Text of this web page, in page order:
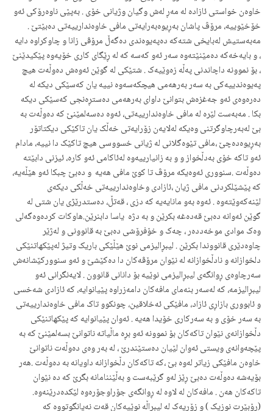
خاوه‌ن خواستی ئازاده‌ له‌ مه‌ڕ له‌ش وگیان وژیانی خۆی . به‌پێی ناوه‌رۆکی ئه‌و
خۆخێوییه‌، مرۆڤ پاشان به‌ڕیوه‌به‌رایه‌تی مافی خاوه‌ندارییه‌تی ده‌بێتێ .‌
مه‌به‌ستیش له‌بایخی شته‌که‌ ده‌په‌یوه‌ندی ده‌گه‌ڵ مرۆڤی زانا و چاوکراوه‌ دایه‌
، و بایه‌خه‌که‌ ده‌مێنێته‌وه‌ سه‌ر ئه‌و که‌سه‌ که‌ له‌ ڕێگای کاری خۆیه‌وه‌ پێکیدێنێ
، بۆ نموونه‌ داچاندنی په‌ڵه‌ زه‌وێیه‌ک . شتێکی له‌ گوێن ئه‌وه‌ش ده‌وڵه‌ت هیچ
په‌یوه‌ندییه‌کی به‌ سه‌ر به‌رهه‌می هیچکه‌سه‌وه‌ نییه‌ یان که‌سێکی دیکه‌ له‌
ده‌ره‌وه‌ی ئه‌و جه‌غزه‌ش بتوانێ داوای به‌رهه‌می ده‌ستڕه‌نجی کەسێکی دیکە
بکا . مه‌به‌ست لێره‌ له‌ مافی خاوه‌ندارییه‌تی، ئه‌وه‌ ده‌سه‌لمێنێ که‌ ده‌وڵه‌ت به‌
بێ له‌به‌رچاوگرتنی وه‌یکه‌ له‌لایه‌ن زۆرایه‌تی خه‌ڵک یان تاکێکی دیکتاتۆر
به‌ڕیوه‌ده‌چێ ،مافی تێوه‌گلانی له‌ ژیانی خسووسی هیچ تاکێک دا نییه‌، مادام
ئه‌و تاکه‌ خۆی به‌دڵخواز و و به‌ زانیارییەوە له‌ئاکامی ئه‌و کاره،‌ ئیزنی دابێتە
دەوڵەت .سنووری ئه‌وه‌یکه‌ مرۆڤ تا کوێ مافی هه‌یه‌ و دەبێ چبکا ئه‌و هێڵه‌یه‌،
که‌ پێشێلکردنی مافی ژیان ،ئازادی وخاوەندارییەتی خه‌ڵکی دیکه‌ی
لێنه‌که‌وێته‌وه‌ . ئه‌وه ‌به‌و مانایه‌یه‌ که‌‌ دزی ، قه‌تڵ، ده‌ستدرێژی یان شتی له‌
گوێن ئه‌وانه‌ ده‌بێ قەدەغە بکرێن و بە دژە ‌ یاسا دابنرێن.هاوکات کرده‌وه‌گه‌لی
وه‌ک موادی موخه‌دده‌ر ، چه‌ک و خۆفرۆشی ده‌بێ به‌ قانوونی و له‌ژێر
چاوه‌دێری قانووندا بکرێن . لیبڕالیزمی نوێ هێڵێکی باریک وتیژ له‌پێکهاتنێکی
دلخوازانه‌ و نادڵخوازانه‌‌ له‌ نێوان مرۆڤه‌کان دا ده‌کێشێ و ئه‌و سنوورکێشانه‌ش
سه‌رچاوه‌ی ڕوانگه‌ی لیبڕالیزمی نوێیه‌ بۆ دانانی قانوون . لایه‌نگرانی ئه‌و
لیبڕالیزمه،‌ که‌ له‌سه‌ر بنه‌مای مافه‌کان دامه‌زراوه‌ پێیانوایه‌، که‌ ئازادی شه‌خسی
و ئابووری بازاڕی ئازاد، مافێکی ئه‌خلاقین، چونکوو تاک مافی خاوه‌ندارییه‌تی
به‌ سه‌ر خۆی و به‌ سه‌رکاری خۆیدا هه‌یه‌ . ئه‌وان پێیانوایه‌ که‌ پێکهاتنێکی
دڵخوازانه‌ی نێوان تاکه‌کان بۆ نموونه‌ ئه‌و بڕه‌ ماڵیاته‌ ناتوانێ بسه‌لمێنێ که‌ به‌
پێچه‌وانه‌ی ویستی ئه‌وان لێیان ده‌ستێندرێ ، له ‌به‌ر وه‌ی ده‌وڵه‌ت ناتوانێ
خاوه‌ن مافێکی زیاتر له‌وه ‌بێ ،که‌ تاکه‌کان دڵخوازانه‌ داویانه‌ به‌ ده‌وڵه‌ت ‌.هه‌ر
بۆیه‌شه‌ ده‌وڵه‌ت ده‌بێ ڕێز له‌و گرێبەست و بەڵێننامانە‌ بگرێ که‌ ده ‌نێوان
تاکه‌کان هه‌ن . مافه‌کان له‌ لاوه‌ له‌ ڕوانگه‌ی جۆراوجۆره‌وه‌ لێکده‌درێنه‌وه‌.
(ڕۆبێرت نوزیک ) و زۆریه‌ک له‌ لیبڕاڵه‌ نوێیه‌کان قه‌ت نه‌یانگوتووه‌ که‌